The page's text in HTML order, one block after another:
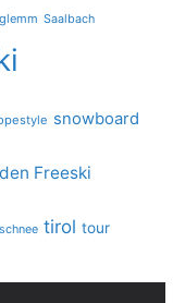
Saalbach
snowboard
Freeski
tirol tour